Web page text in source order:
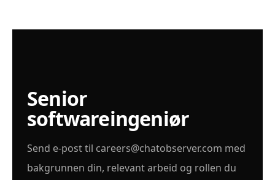
Senior
softwareingeniør
Send e-post til careers@chatobserver.com med
bakgrunnen din, relevant arbeid og rollen du